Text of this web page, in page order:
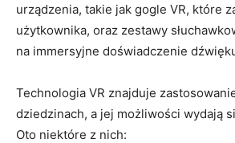
urządzenia, takie jak gogle VR, które
użytkownika, oraz zestawy
na immersyjne doświadczenie
Technologia VR znajduje
dziedzinach, a jej możliwości wydają
Oto niektóre z nich: